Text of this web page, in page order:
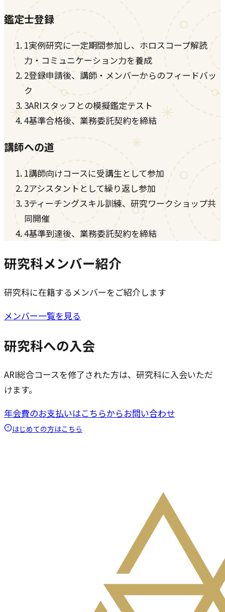
鑑定士登録
1実例研究に一定期間参加し、ホロスコープ解読
力・コミュニケーション力を養成
2登録申請後、講師・メンバーからのフィードバッ
ク
3ARIスタッフとの模擬鑑定テスト
4基準合格後、業務委託契約を締結
講師への道
1講師向けコースに受講生として参加
2アシスタントとして繰り返し参加
3ティーチングスキル訓練、研究ワークショップ共
同開催
4基準到達後、業務委託契約を締結
研究科メンバー紹介
研究科に在籍するメンバーをご紹介します
メンバー一覧を見る
研究科への入会
ARI総合コースを修了された方は、研究科に入会いただ
けます。
年会費のお支払いはこちらからお問い合わせ
はじめての方はこちら